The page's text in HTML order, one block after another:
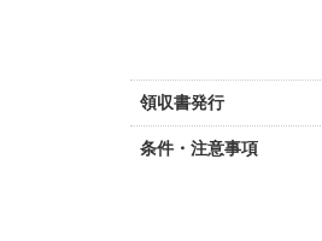
領収書発行
条件・注意事項